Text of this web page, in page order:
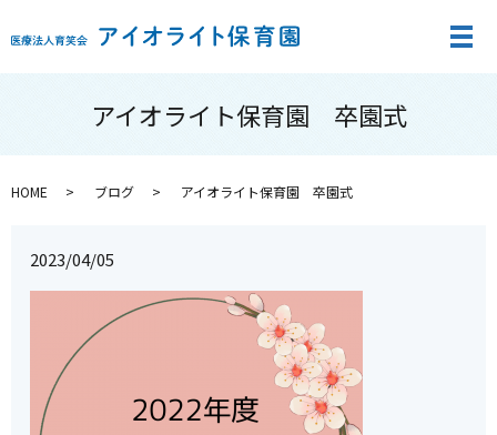
メ
アイオライト保育園 卒園式
HOME ブログ アイオライト保育園 卒園式
2023/04/05